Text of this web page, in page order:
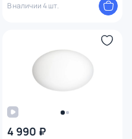
В наличии 4 шт.
4 990 ₽